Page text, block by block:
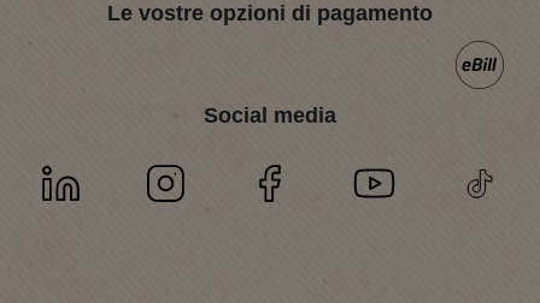
Le vostre opzioni di pagamento
Social media